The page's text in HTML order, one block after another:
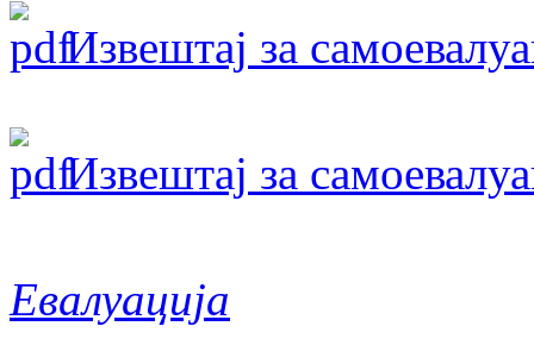
Извештај за
Извештај за
Евалуација